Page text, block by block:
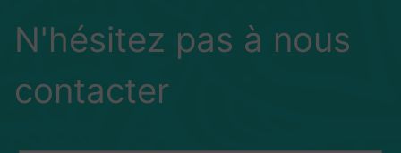
N'hésitez pas à nous
contacter